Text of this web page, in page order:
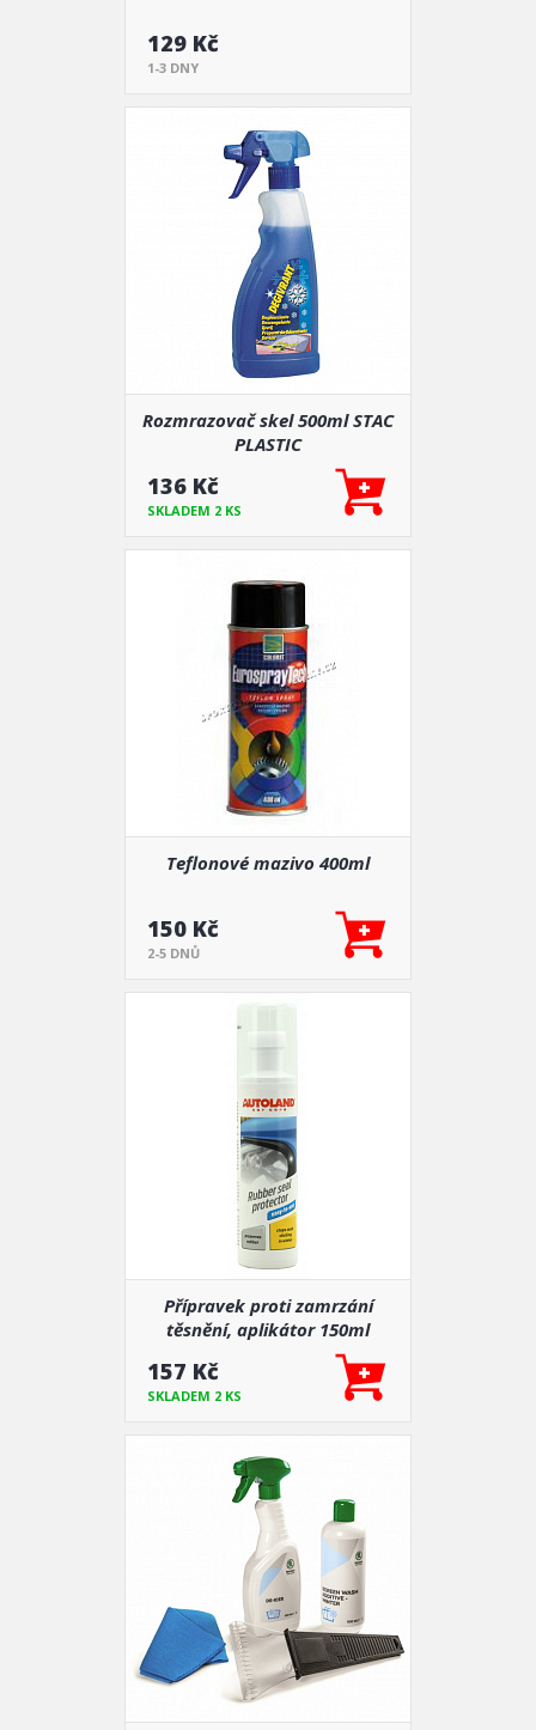
129 Kč
1-3 DNY
Rozmrazovač skel 500ml STAC
PLASTIC
136 Kč
SKLADEM 2 KS
Teflonové mazivo 400ml
150 Kč
2-5 DNŮ
Přípravek proti zamrzání
těsnění, aplikátor 150ml
157 Kč
SKLADEM 2 KS